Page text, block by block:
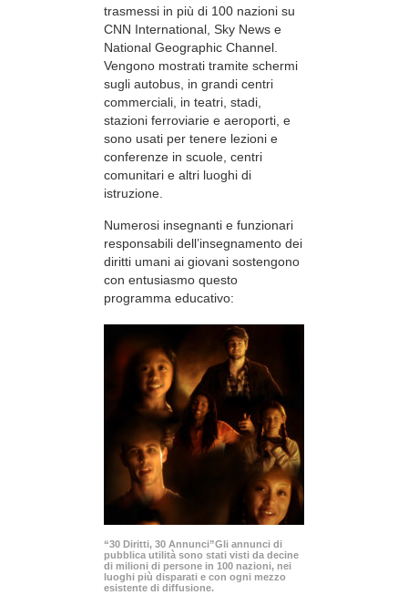
trasmessi in più di 100 nazioni su
CNN International, Sky News e
National Geographic Channel.
Vengono mostrati tramite schermi
sugli autobus, in grandi centri
commerciali, in teatri, stadi,
stazioni ferroviarie e aeroporti, e
sono usati per tenere lezioni e
conferenze in scuole, centri
comunitari e altri luoghi di
istruzione.
Numerosi insegnanti e funzionari
responsabili dell’insegnamento dei
diritti umani ai giovani sostengono
con entusiasmo questo
programma educativo:
“30 Diritti, 30 Annunci”Gli annunci di
pubblica utilità sono stati visti da decine
di milioni di persone in 100 nazioni, nei
luoghi più disparati e con ogni mezzo
esistente di diffusione.